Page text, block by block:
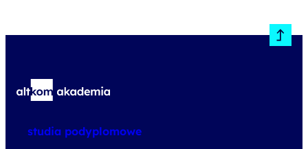
studia podyplomowe